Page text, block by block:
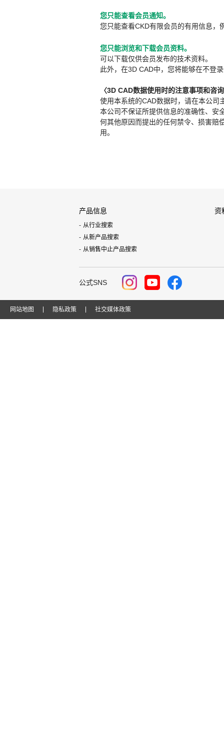
您只能查看会员通知。
您只能查看CKD有限会员的有用信息，
您只能浏览和下载会员资料。
可以下载仅供会员发布的技术资料。
此外，在3D CAD中，您将能够在不登
〈3D CAD数据使用时的注意事项和咨
使用本系统的CAD数据时，请在本公司
本公司不保证所提供信息的准确性、安
何其他原因而提出的任何禁令、损害赔
用。
产品信息
从行业搜索
从新产品搜索
从销售中止产品搜索
资
公式SNS
网站地图 隐私政策 社交媒体政策